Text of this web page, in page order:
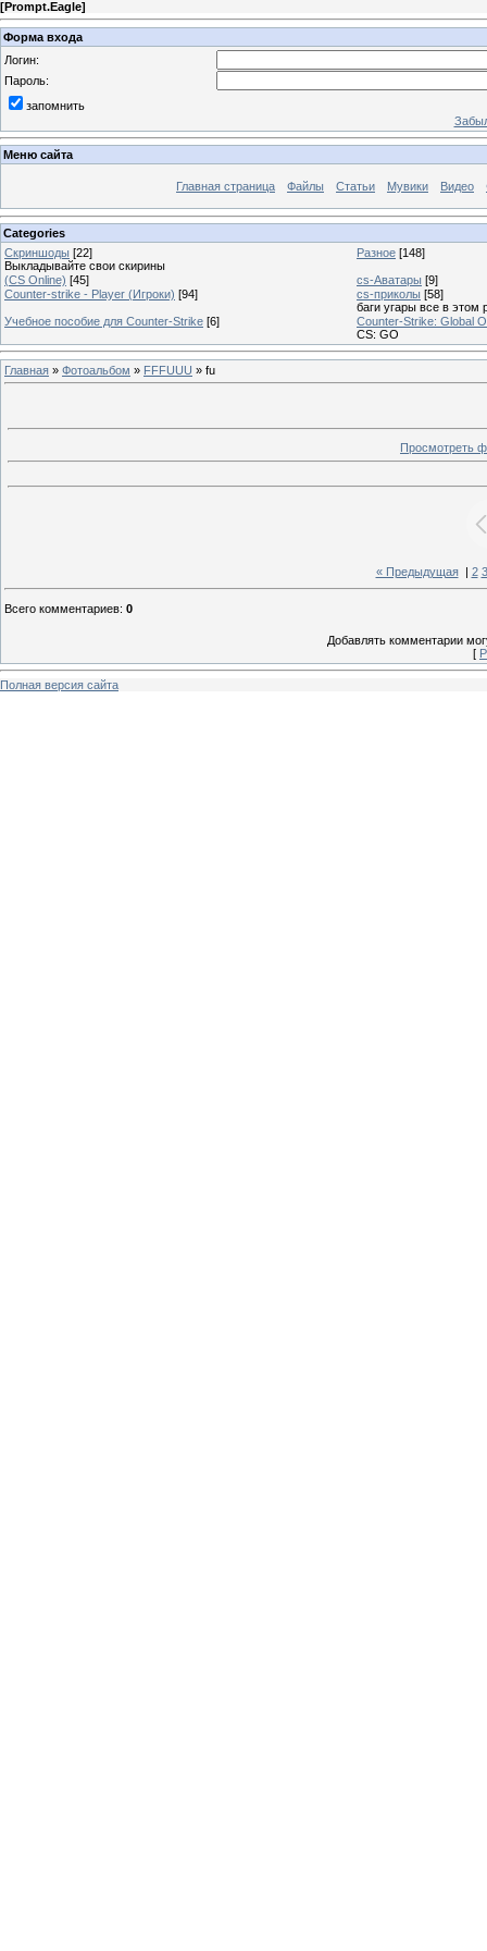
[Prompt.Eagle]
Форма входа
Логин:
Пароль:
запомнить
Меню сайта
Главная страница Файлы Статьи Мувики Видео
Categories
Скриншоды [22]
Выкладывайте свои скирины
Разное [148]
(CS Online) [45] cs-Аватары [9]
Counter-strike - Player (Игроки) [94] cs-приколы [58]
баги угары все в этом
Учебное пособие для Counter-Strike [6]
Counter-Strike: Global
CS: GO
Главная » Фотоальбом » FFFUUU » fu
Просмотреть
« Предыдущая| 2 3
Всего комментариев: 0
Добавлять комментарии
[
Полная версия сайта